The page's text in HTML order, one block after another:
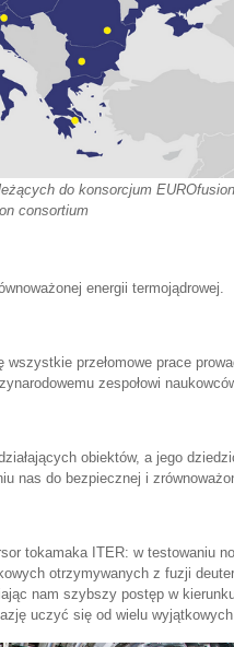
do konsorcjum
consortium
energii termojądrowej.
przełomowe prace
zespołowi
obiektów, a jego
nas do bezpiecznej i
tokamaka ITER: w testowaniu
otrzymywanych z fuzji
nam szybszy postęp w
uczyć się od wielu wyjątkowych